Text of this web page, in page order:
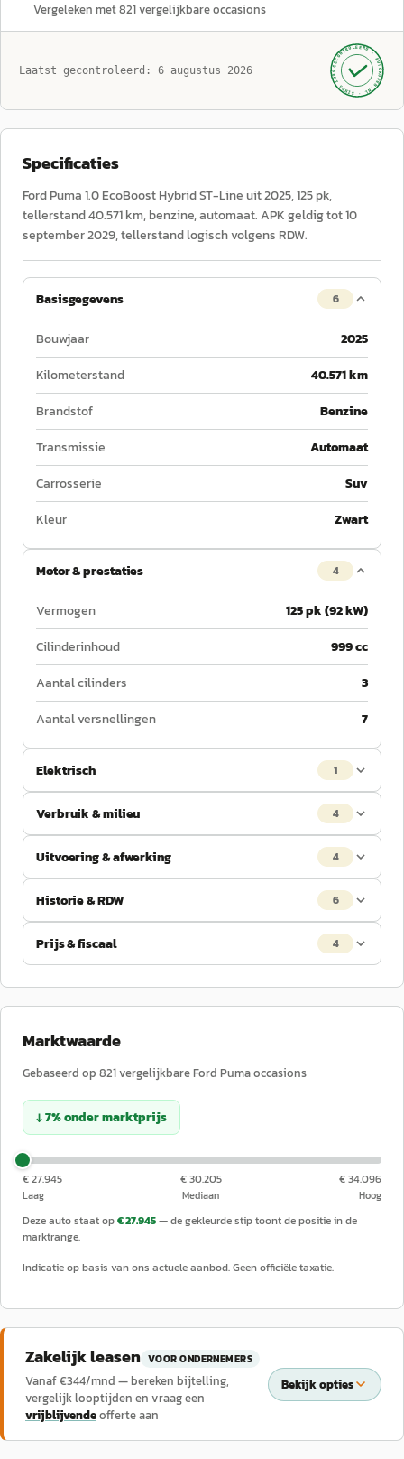
Vergeleken met821vergelijkbare occasions
Laatst gecontroleerd: 6 augustus 2026 GECONTROLEERD ·
AUTOKOPEN.NL
· SINDS 1999 ·
Specificaties
Ford Puma 1.0 EcoBoost Hybrid ST-Line uit 2025, 125 pk,
tellerstand 40.571 km, benzine, automaat. APK geldig tot 10
september 2029, tellerstand logisch volgens RDW.
Basisgegevens 6
Bouwjaar
2025
Kilometerstand
40.571 km
Brandstof
Benzine
Transmissie
Automaat
Carrosserie
Suv
Kleur
Zwart
Motor & prestaties 4
Vermogen
125 pk (92 kW)
Cilinderinhoud
999 cc
Aantal cilinders
3
Aantal versnellingen
7
Elektrisch 1
Verbruik & milieu 4
Uitvoering & afwerking 4
Historie & RDW 6
Prijs & fiscaal 4
Marktwaarde
Gebaseerd op 821vergelijkbareFord Pumaoccasions
↓7%ondermarktprijs
€ 27.945
Laag
€ 30.205
Mediaan
€ 34.096
Hoog
Deze auto staat op€ 27.945— de gekleurde stip toont de positie in de
marktrange.
Indicatie op basis van ons actuele aanbod. Geen officiële taxatie.
Zakelijk leasen VOOR ONDERNEMERS
Vanaf €344/mnd — bereken bijtelling,
vergelijk looptijden en vraag een
vrijblijvendeofferte aan
Bekijk opties